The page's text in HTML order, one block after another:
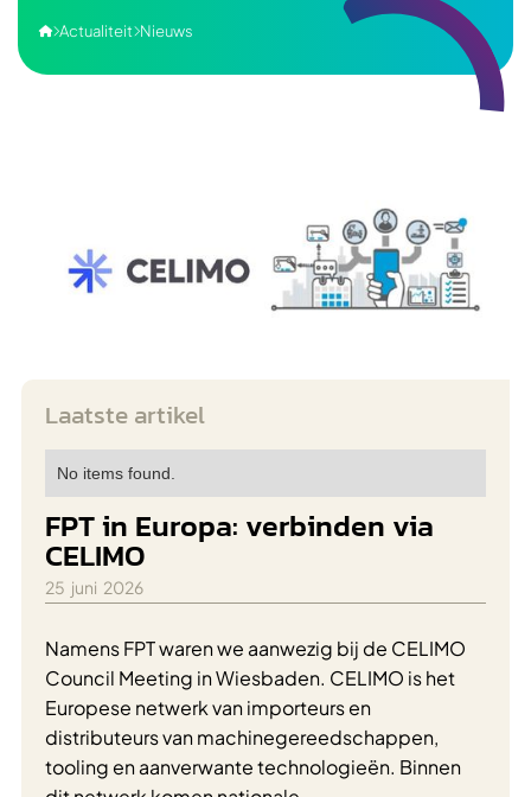
Actualiteit Nieuws
Laatste artikel
No items found.
FPT in Europa: verbinden via
CELIMO
25 juni 2026
Namens FPT waren we aanwezig bij de CELIMO
Council Meeting in Wiesbaden. CELIMO is het
Europese netwerk van importeurs en
distributeurs van machinegereedschappen,
tooling en aanverwante technologieën. Binnen